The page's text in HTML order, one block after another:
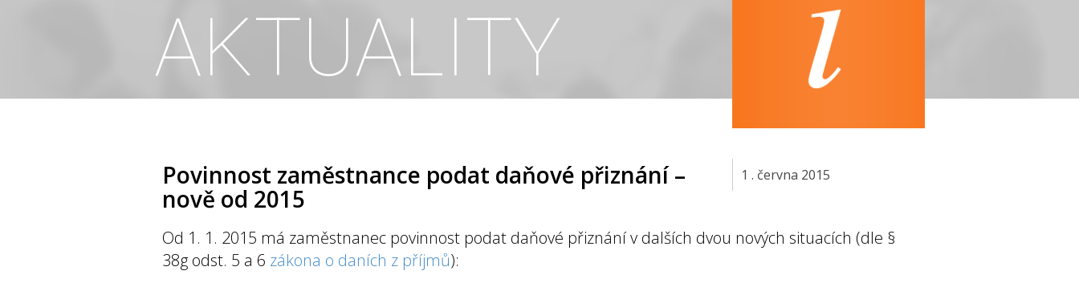
AKTUALITY
Povinnost zaměstnance podat daňové přiznání –
nově od 2015
1 . června 2015
Od 1. 1. 2015 má zaměstnanec povinnost podat daňové přiznání v dalších dvou nových situacích (dle §
38g odst. 5 a 6 zákona o daních z příjmů):